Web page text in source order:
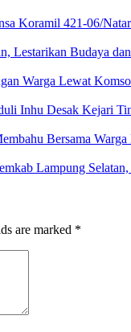
Koramil 421-06/
Lestarikan Budaya
Warga Lewat
Inhu Desak Kejari
Bersama Warga
Lampung
are marked *